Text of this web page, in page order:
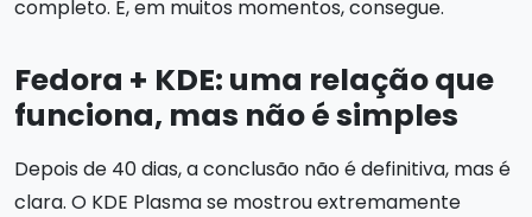
completo. E, em muitos momentos, consegue.
Fedora + KDE: uma relação que
funciona, mas não é simples
Depois de 40 dias, a conclusão não é definitiva, mas é
clara. O KDE Plasma se mostrou extremamente